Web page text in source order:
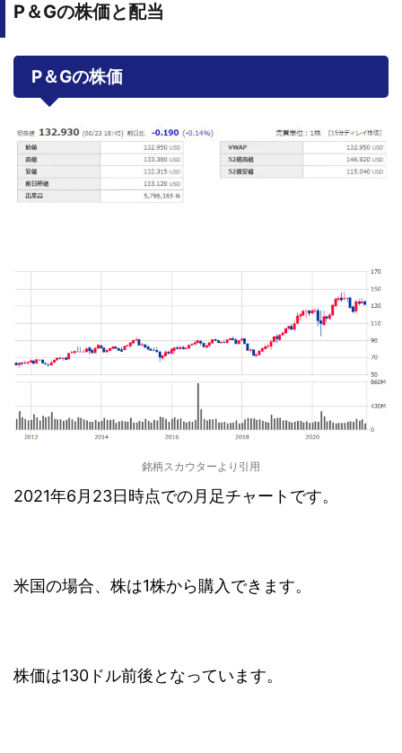
P＆Gの株価と配当
P＆Gの株価
銘柄スカウターより引用
2021年6月23日時点での月足チャートです。
米国の場合、株は1株から購入できます。
株価は130ドル前後となっています。